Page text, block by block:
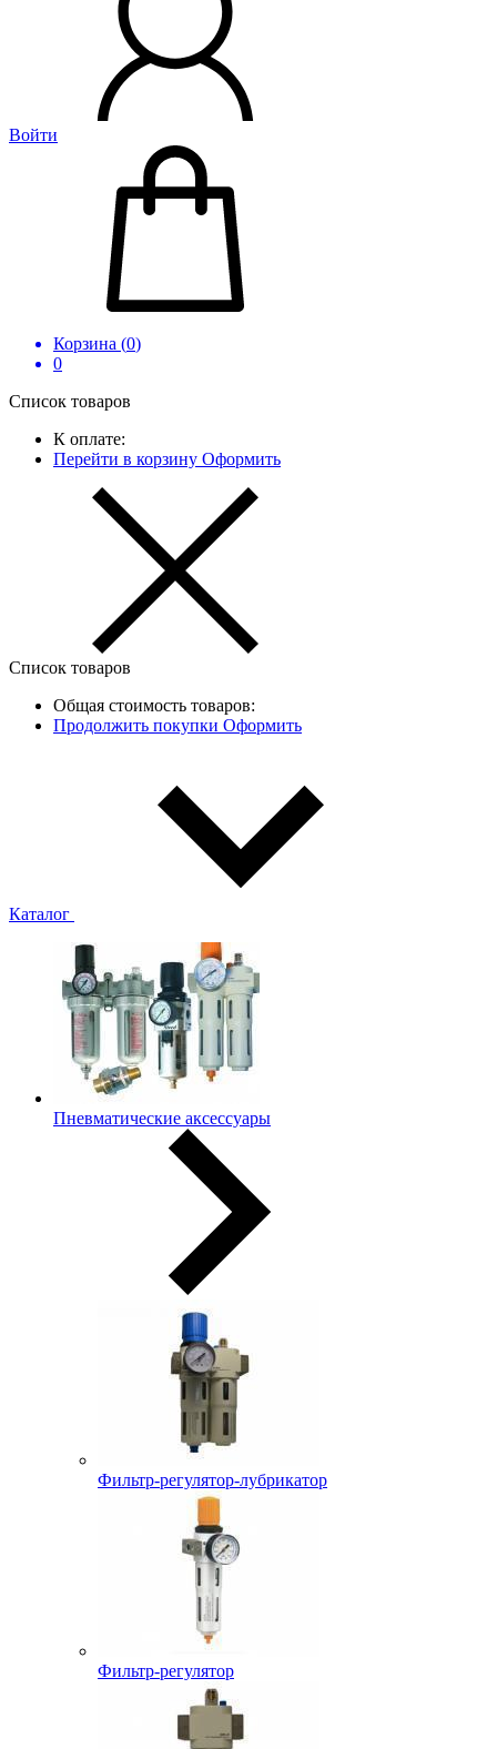
Войти
Корзина (0)
0
Список товаров
К оплате:
Перейти в корзину Оформить
Список товаров
Общая стоимость товаров:
Продолжить покупки Оформить
Каталог
Пневматические аксессуары
Фильтр-регулятор-лубрикатор
Фильтр-регулятор